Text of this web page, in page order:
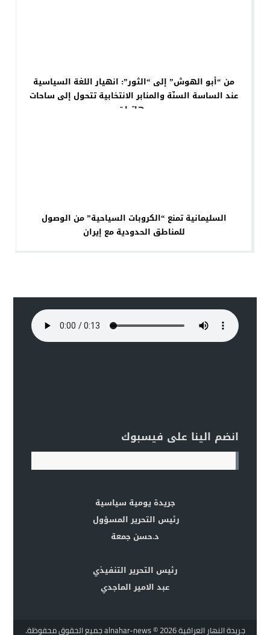
من “أبو الهوش” إلى “الثور”: انهيار اللغة السياسية
عند الساسة السنّة والمنابر الانتخابية تتحول إلى ساحات
مهاترات
السليمانية تمنع “الكروبات السياحية” من الوصول
للمناطق الحدودية مع إيران
انضم الينا على فيسبوك
جريدة يومية سياسية
رئيس التحرير المسؤول
د.حسن جمعة
رئيس التحرير التنفيذي
عبد الامير الماجدي
جريدة النهار العراقية alnahar-news© 2026 جميع الحقوق محفوظة.